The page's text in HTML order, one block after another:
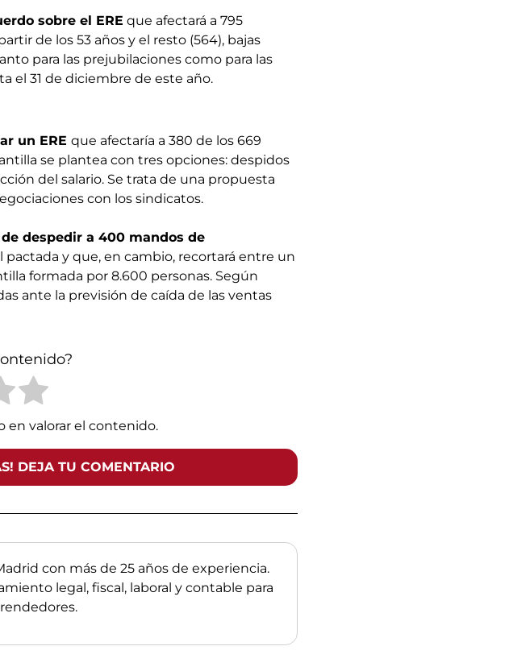
sobre el ERE que afectará a 795
de los 53 años y el resto (564), bajas
para las prejubilaciones como para las
el 31 de diciembre de este año.
un ERE que afectaría a 380 de los 669
se plantea con tres opciones: despidos
del salario. Se trata de una propuesta
con los sindicatos.
despedir a 400 mandos de
pactada y que, en cambio, recortará entre un
formada por 8.600 personas. Según
ante la previsión de caída de las ventas
en valorar el contenido.
DEJA TU COMENTARIO
con más de 25 años de experiencia.
legal, fiscal, laboral y contable para